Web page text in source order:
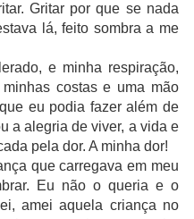
Gritar por que se nada
lá, feito sombra a me
e minha respiração,
costas e uma mão
eu podia fazer além de
a alegria de viver, a vida e
pela dor. A minha dor!
que carregava em meu
Eu não o queria e o
amei aquela criança no